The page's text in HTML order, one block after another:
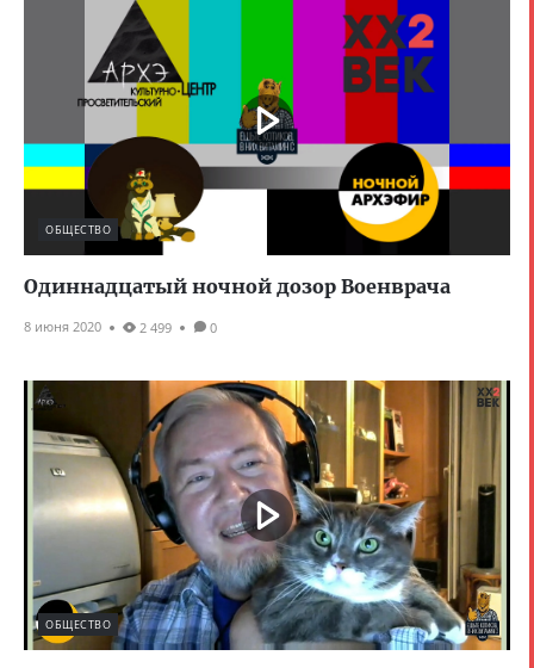
ОБЩЕСТВО
Одиннадцатый ночной дозор Военврача
8 июня 2020 2 499 0
ОБЩЕСТВО